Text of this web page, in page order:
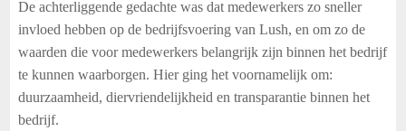
De achterliggende gedachte was dat medewerkers zo sneller
invloed hebben op de bedrijfsvoering van Lush, en om zo de
waarden die voor medewerkers belangrijk zijn binnen het bedrijf
te kunnen waarborgen. Hier ging het voornamelijk om:
duurzaamheid, diervriendelijkheid en transparantie binnen het
bedrijf.